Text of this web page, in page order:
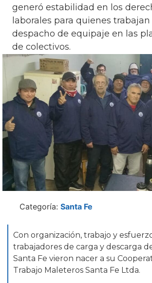
generó estabilidad en los
laborales para quienes trabajan
despacho de equipaje en las
de colectivos.
Categoría: Santa Fe
Con organización, trabajo y
trabajadores de carga y descarga
Santa Fe vieron nacer a su
Trabajo Maleteros Santa Fe Ltda.